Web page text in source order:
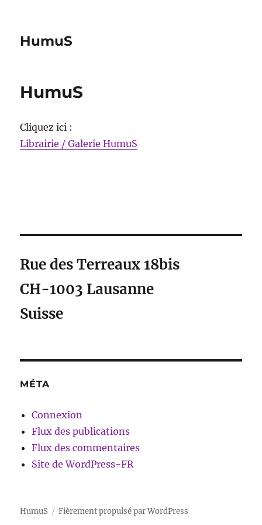
HumuS
HumuS
Cliquez ici :
Librairie / Galerie HumuS
Rue des Terreaux 18bis
CH-1003 Lausanne
Suisse
MÉTA
Connexion
Flux des publications
Flux des commentaires
Site de WordPress-FR
HumuS Fièrement propulsé par WordPress